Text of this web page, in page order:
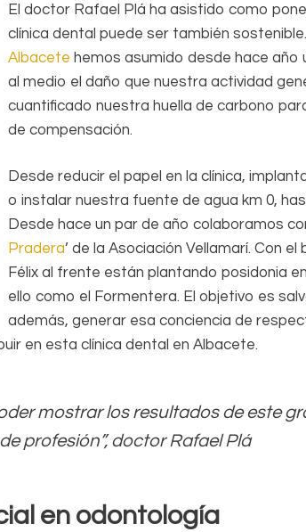
El doctor Rafael Plá ha asistido como
clínica dental puede ser también
Albacete hemos asumido desde hace
al medio el daño que nuestra actividad
cuantificado nuestra huella de carbono
de compensación.
Desde reducir el papel en la clínica,
o instalar nuestra fuente de agua km 0,
Desde hace un par de año colaboramos
Pradera’ de la Asociación Vellamarí. Con
Félix al frente están plantando posidonia
ello como el Formentera. El objetivo es
además, generar esa conciencia de
en esta clínica dental en Albacete.
mostrar los resultados de este
profesión”, doctor Rafael Plá
en odontología